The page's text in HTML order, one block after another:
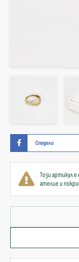
Сподели
Този артикул
ателие и